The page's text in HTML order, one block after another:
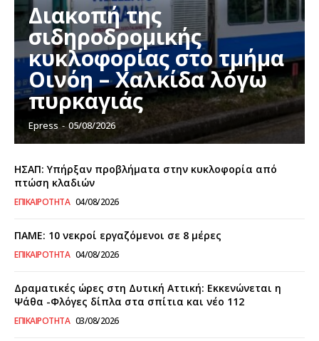
Διακοπή της
σιδηροδρομικής
κυκλοφορίας στο τμήμα
Οινόη – Χαλκίδα λόγω
πυρκαγιάς
Epress - 05/08/2026
ΗΣΑΠ: Υπήρξαν προβλήματα στην κυκλοφορία από
πτώση κλαδιών
ΕΠΙΚΑΙΡΌΤΗΤΑ 04/08/2026
ΠΑΜΕ: 10 νεκροί εργαζόμενοι σε 8 μέρες
ΕΠΙΚΑΙΡΌΤΗΤΑ 04/08/2026
Δραματικές ώρες στη Δυτική Αττική: Εκκενώνεται η
Ψάθα -Φλόγες δίπλα στα σπίτια και νέο 112
ΕΠΙΚΑΙΡΌΤΗΤΑ 03/08/2026